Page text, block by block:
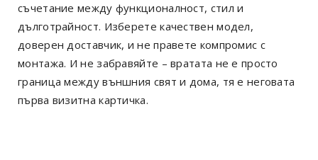
съчетание между функционалност, стил и
дълготрайност. Изберете качествен модел,
доверен доставчик, и не правете компромис с
монтажа. И не забравяйте – вратата не е просто
граница между външния свят и дома, тя е неговата
първа визитна картичка.